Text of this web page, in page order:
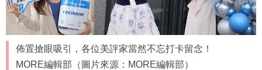
佈置搶眼吸引，各位美評家當然不忘打卡留念！
MORE編輯部（圖片來源：MORE編輯部）